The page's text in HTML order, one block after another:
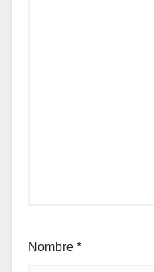
Nombre *